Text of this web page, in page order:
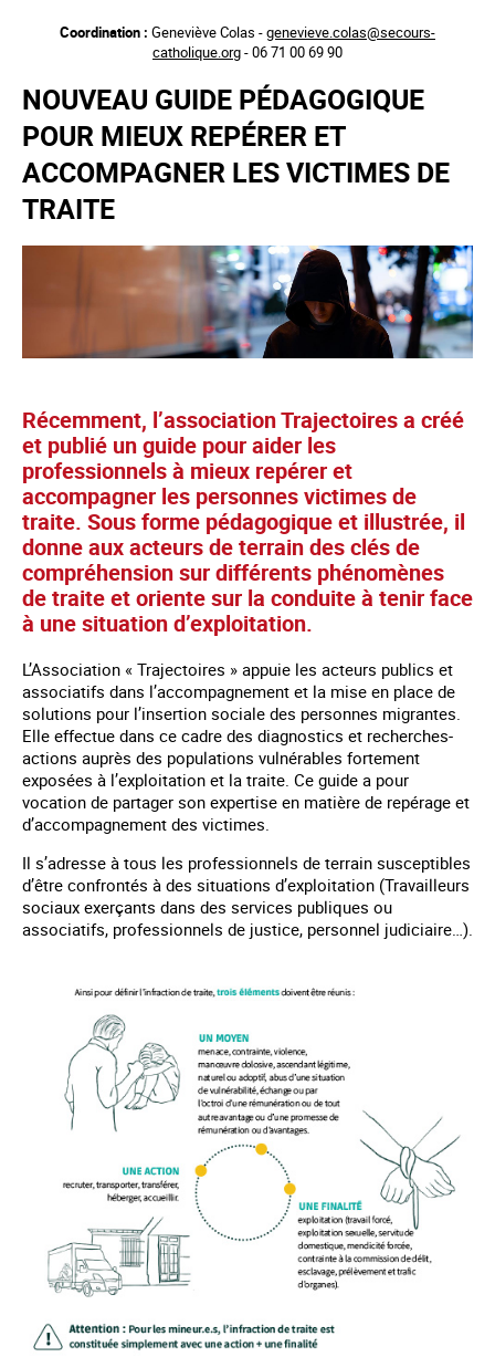
principal
Coordination : Geneviève Colas -genevieve.colas@secours-
catholique.org- 06 71 00 69 90
NOUVEAU GUIDE PÉDAGOGIQUE
POUR MIEUX REPÉRER ET
ACCOMPAGNER LES VICTIMES DE
TRAITE
Récemment, l’association Trajectoires a créé
et publié un guide pour aider les
professionnels à mieux repérer et
accompagner les personnes victimes de
traite. Sous forme pédagogique et illustrée, il
donne aux acteurs de terrain des clés de
compréhension sur différents phénomènes
de traite et oriente sur la conduite à tenir face
à une situation d’exploitation.
L’Association « Trajectoires » appuie les acteurs publics et
associatifs dans l’accompagnement et la mise en place de
solutions pour l’insertion sociale des personnes migrantes.
Elle effectue dans ce cadre des diagnostics et recherches-
actions auprès des populations vulnérables fortement
exposées à l’exploitation et la traite. Ce guide a pour
vocation de partager son expertise en matière de repérage et
d’accompagnement des victimes.
Il s’adresse à tous les professionnels de terrain susceptibles
d’être confrontés à des situations d’exploitation (Travailleurs
sociaux exerçants dans des services publiques ou
associatifs, professionnels de justice, personnel judiciaire…).